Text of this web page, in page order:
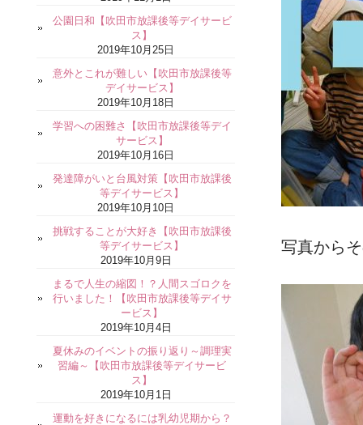
写真から
公園日和【吹田市放課後等デイサービ
ス】
2019年10月25日
意外とこれが難しい【吹田市放課後等
デイサービス】
2019年10月18日
学習への困難さ【吹田市放課後等デイ
サービス】
2019年10月16日
発達障がいと台風対策【吹田市放課後
等デイサービス】
2019年10月10日
挑戦することが大好き【吹田市放課後
等デイサービス】
2019年10月9日
まるで人生の縮図！？人間スゴロクを
行いました！【吹田市放課後等デイサ
ービス】
2019年10月4日
夏休みのイベントの振り返り～調理実
習編～【吹田市放課後等デイサービ
ス】
2019年10月1日
運動を好きになるには乳幼児期から？